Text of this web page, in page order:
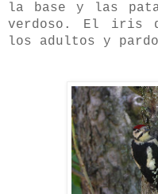
la base y las
verdoso. El iris
los adultos y